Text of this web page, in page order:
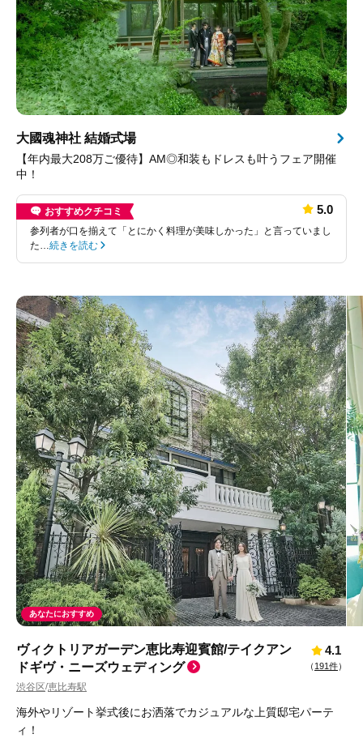
大國魂神社 結婚式場
【年内最大208万ご優待】AM◎和装もドレスも叶うフェア開催
中！
おすすめクチコミ 5.0
参列者が口を揃えて「とにかく料理が美味しかった」と言っていまし
た… 続きを読む
あなたにおすすめ
ヴィクトリアガーデン恵比寿迎賓館/テイクアン
ドギヴ・ニーズウェディング
渋谷区/恵比寿駅
4.1
（ 191件）
海外やリゾート挙式後にお洒落でカジュアルな上質邸宅パーテ
ィ！